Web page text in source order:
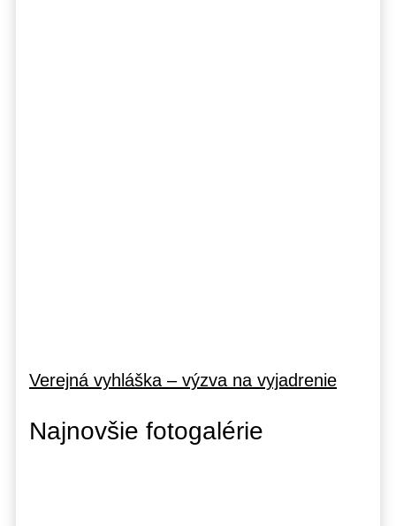
Verejná vyhláška – výzva na vyjadrenie
Najnovšie fotogalérie